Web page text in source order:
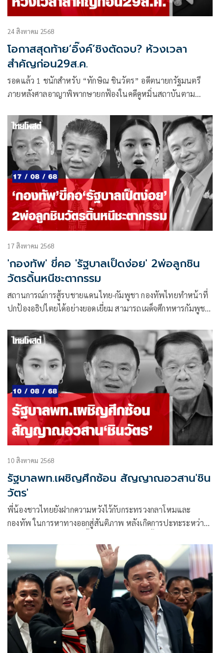
24 สิงหาคม 2568
โอกาสสุดท้าย‘อิ๊งค์’ชิงตัดจบ? ห้วงเวลา
สำคัญก่อน29ส.ค.
รอดแล้ว 1 ชนักสำหรับ “ทักษิณ ชินวัตร” อดีตนายกรัฐมนตรี
ภายหลังศาลอาญาพิพากษายกฟ้องในคดีดูหมิ่นสถาบันตาม
17 สิงหาคม 2568
'กองทัพ' ขี่คอ 'รัฐบาลเป็ดง่อย' 2พ่อลูกชิน
วัตรดิ้นหนีชะตากรรม
สถานการณ์การสู้รบชายแดนไทย-กัมพูชา กองทัพไทยทำหน้าที่
ปกป้องอธิปไตยได้อย่างยอดเยี่ยม สามารถเผด็จศึกทหารกัมพูชา
10 สิงหาคม 2568
รัฐบาลพท.เผชิญศึกซ้อน สัญญาณอวสาน'ชิน
วัตร'
พี่น้องชาวไทยยังฝากความหวังไว้กับกระทรวงกลาโหมและ
กองทัพ ในการหาทางออกสู่สันติภาพ หลังเกิดการปะทะระหว่าง
ทหารเสียชีวิต